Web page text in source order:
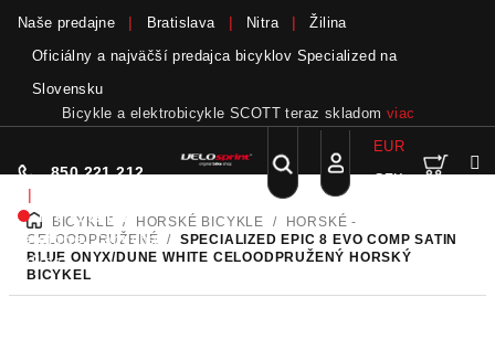
obsah
Naše predajne Bratislava Nitra
Žilina
Oficiálny a najväčší predajca bicyklov Specialized na
Slovensku
Bicykle a elektrobicykle SCOTT teraz skladom viac
850 221 212
|
Nie sme pri
telefóne.Zanechať
odkaz
Hľadať
Prihlásenie
EUR
CZK
DOMOVBICYKLE / HORSKÉ BICYKLE /
HORSKÉ -
CELOODPRUŽENÉ / SPECIALIZED EPIC 8 EVO COMP SATIN
BLUE ONYX/DUNE WHITE CELOODPRUŽENÝ HORSKÝ
BICYKEL